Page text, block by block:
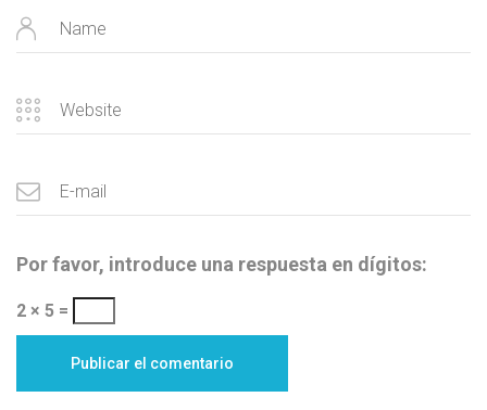
Por favor, introduce una respuesta en dígitos:
2 × 5 =